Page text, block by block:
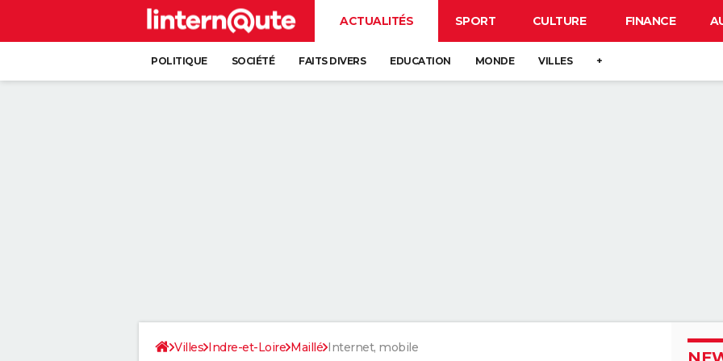
ACTUALITÉS SPORT CULTURE FINANCE
POLITIQUE SOCIÉTÉ FAITS DIVERS EDUCATION MONDE VILLES +
Villes Indre-et-Loire Maillé Internet, mobile